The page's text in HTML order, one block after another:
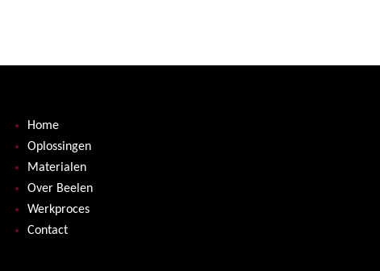
Home
Oplossingen
Materialen
Over Beelen
Werkproces
Contact